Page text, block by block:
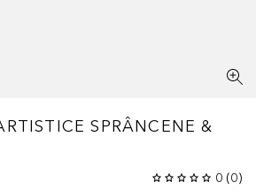
SPRÂNCENE &
0 (0)